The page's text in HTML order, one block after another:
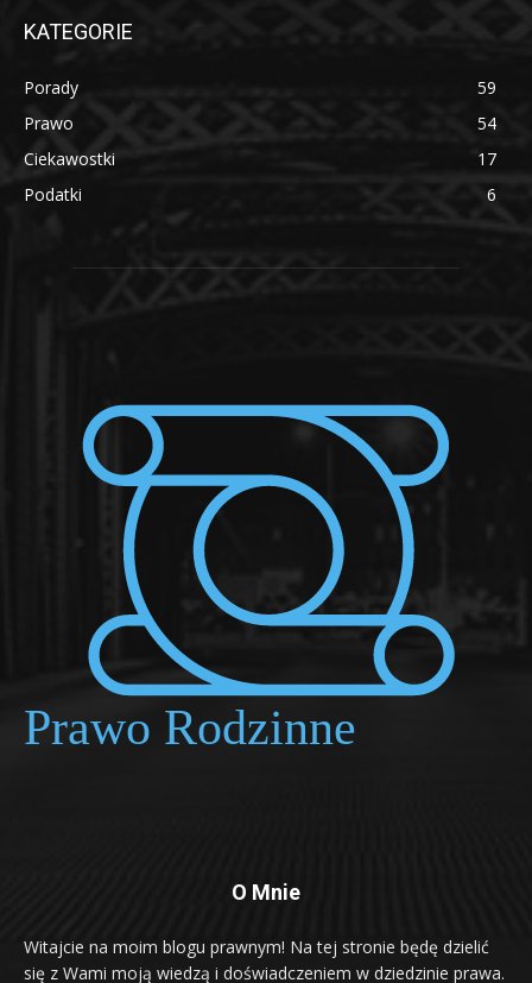
KATEGORIE
Porady
59
Prawo
54
Ciekawostki
17
Podatki
6
O Mnie
Witajcie na moim blogu prawnym! Na tej stronie będę dzielić
się z Wami moją wiedzą i doświadczeniem w dziedzinie prawa.